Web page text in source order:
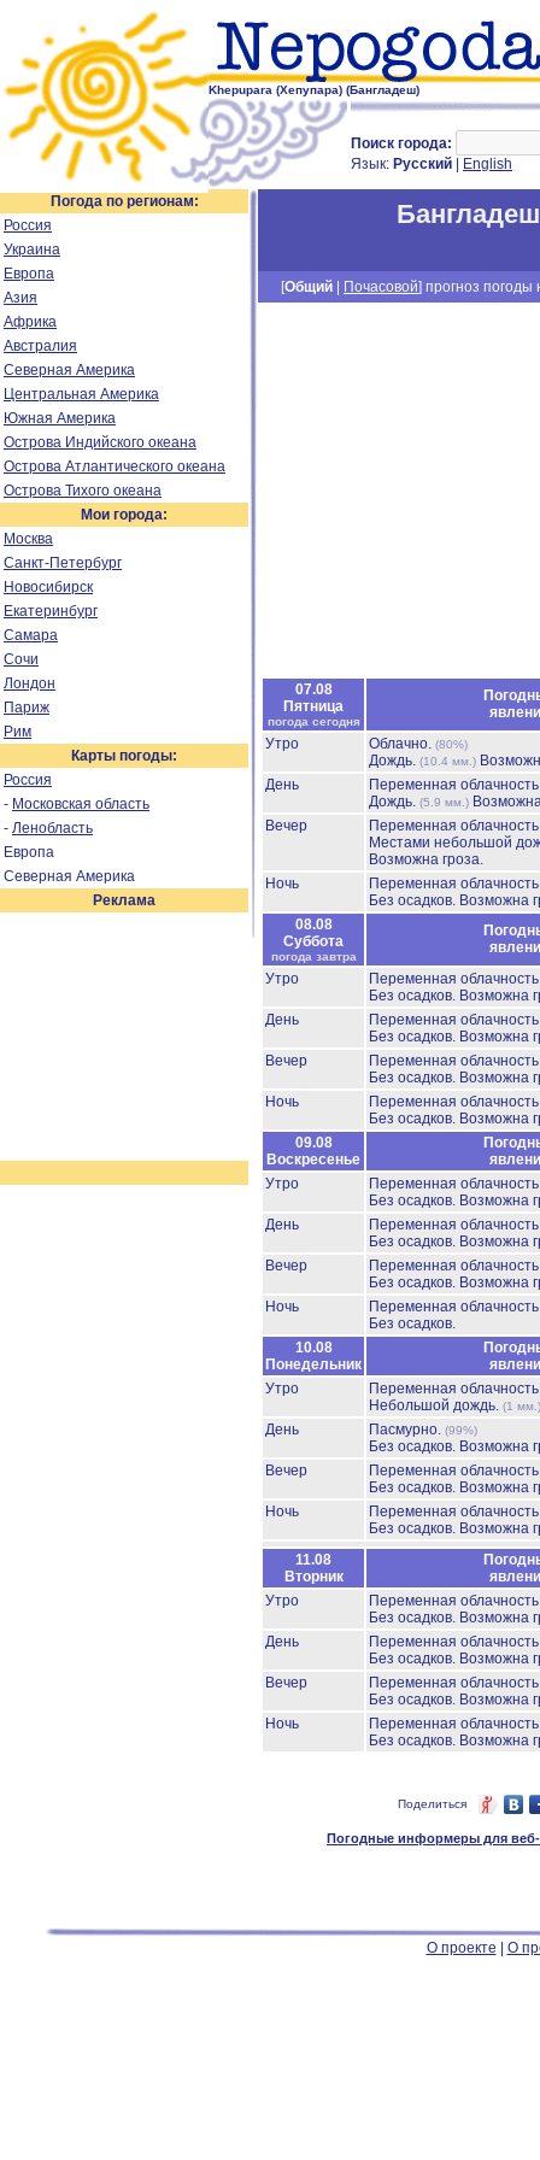
Khepupara (Хепупара) (Бангладеш)
Поиск города:
Язык: Русский English
Погода по регионам:
Россия
Украина
Европа
Азия
Африка
Австралия
Северная Америка
Центральная Америка
Южная Америка
Острова Индийского океана
Острова Атлантического океана
Острова Тихого океана
Мои города:
Москва
Санкт-Петербург
Новосибирск
Екатеринбург
Самара
Сочи
Лондон
Париж
Рим
Карты погоды:
Россия
- Московская область
- Ленобласть
Европа
Северная Америка
Реклама
Бангладеш
[Общий Почасовой] прогноз погоды
07.08
Пятница
погода сегодня
Утро
Облачно. (80%)
Дождь. (10.4 мм.)
День
Переменная
Дождь. (5.9 мм.)
Вечер
Переменная
Местами небольшой
Возможна гроза.
Ночь
Переменная
Без осадков. Возможна
08.08
Суббота
погода завтра
Утро
Переменная
Без осадков. Возможна
День
Переменная
Без осадков. Возможна
Вечер
Переменная
Без осадков. Возможна
Ночь
Переменная
Без осадков. Возможна
09.08
Воскресенье
Утро
Переменная
Без осадков. Возможна
День
Переменная
Без осадков. Возможна
Вечер
Переменная
Без осадков. Возможна
Ночь
Переменная
Без осадков.
10.08
Понедельник
Утро
Переменная
Небольшой дождь. (1 мм.)
День Пасмурно. (99%)
Без осадков. Возможна
Вечер
Переменная
Без осадков. Возможна
Ночь
Переменная
Без осадков. Возможна
11.08
Вторник
Утро
Переменная
Без осадков. Возможна
День
Переменная
Без осадков. Возможна
Вечер
Переменная
Без осадков. Возможна
Ночь
Переменная
Без осадков. Возможна
Поделиться
Погодные информеры для веб-
О проекте О